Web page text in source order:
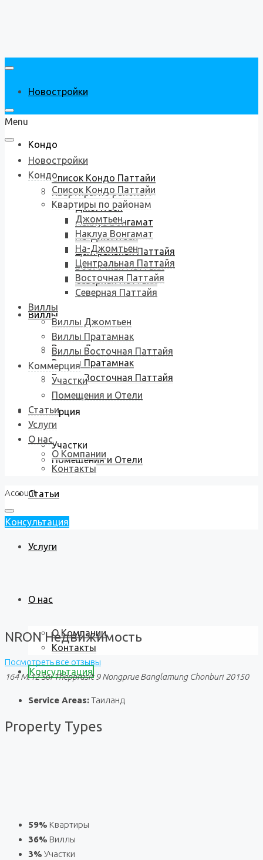
Новостройки
Кондо
Список Кондо Паттайи
Квартиры по районам
Джомтьен
Наклуа Вонгамат
На-Джомтьен
Центральная Паттайя
Восточная Паттайя
Северная Паттайя
Виллы
Виллы Джомтьен
Виллы Пратамнак
Виллы Восточная Паттайя
Коммерция
Участки
Помещения и Отели
Статьи
Услуги
О нас
О Компании
Контакты
Консультация
Menu
Новостройки
Кондо
Список Кондо Паттайи
Квартиры по районам
Джомтьен
Наклуа Вонгамат
На-Джомтьен
Центральная Паттайя
Восточная Паттайя
Северная Паттайя
Виллы
Виллы Джомтьен
Виллы Пратамнак
Виллы Восточная Паттайя
Коммерция
Участки
Помещения и Отели
Статьи
Услуги
О нас
О Компании
Контакты
Account
Консультация
NRON Недвижимость
Посмотреть все отзывы
164 M.12 Soi Thepprasit 9 Nongprue Banglamung Chonburi 20150
Service Areas:Таиланд
Property Types
59% Квартиры
36% Виллы
3% Участки